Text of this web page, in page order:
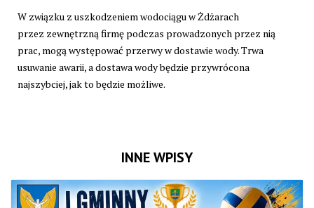
W związku z uszkodzeniem wodociągu w Żdżarach
przez zewnętrzną firmę podczas prowadzonych przez nią
prac, mogą występować przerwy w dostawie wody. Trwa
usuwanie awarii, a dostawa wody będzie przywrócona
najszybciej, jak to będzie możliwe.
INNE WPISY